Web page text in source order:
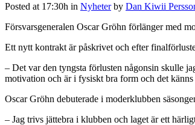
Posted at 17:30h in Nyheter by Dan Kiwii
Försvarsgeneralen Oscar Gröhn förlänger med
Ett nytt kontrakt är påskrivet och efter
– Det var den tyngsta förlusten någonsin skulle
motivation och är i fysiskt bra form och det
Oscar Gröhn debuterade i moderklubben
– Jag trivs jättebra i klubben och laget är ett